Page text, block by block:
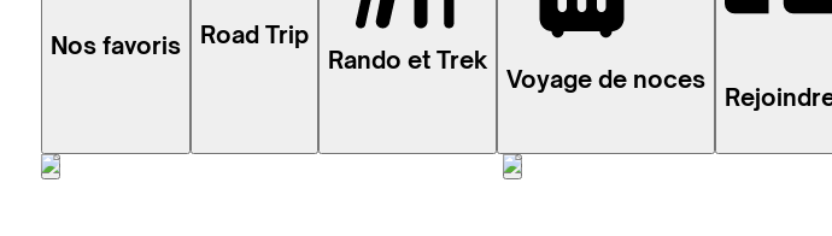
Nos favoris
Road Trip
Rando et Trek
Voyage de noces